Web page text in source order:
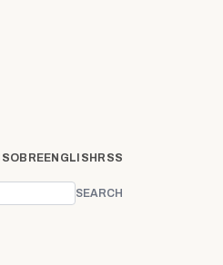
SOBREENGLISH RSS
SEARCH